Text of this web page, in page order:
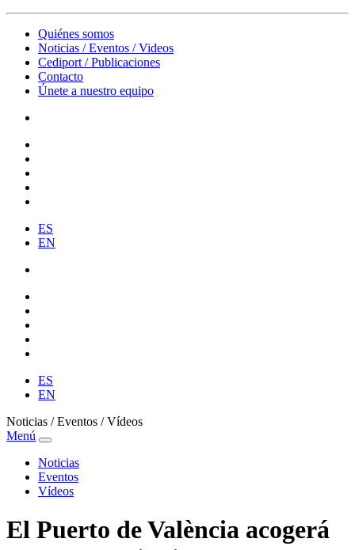
Quiénes somos
Noticias / Eventos / Videos
Cediport / Publicaciones
Contacto
Únete a nuestro equipo
ES
EN
ES
EN
Noticias / Eventos / Vídeos
Menú
Noticias
Eventos
Vídeos
El Puerto de València acogerá